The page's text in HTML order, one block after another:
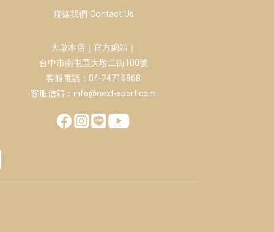
聯絡我們 Contact Us
大墩本店｜官方網站｜
台中市南屯區大墩二街100號
客服電話：04-24716868
客服信箱：info@next-sport.com